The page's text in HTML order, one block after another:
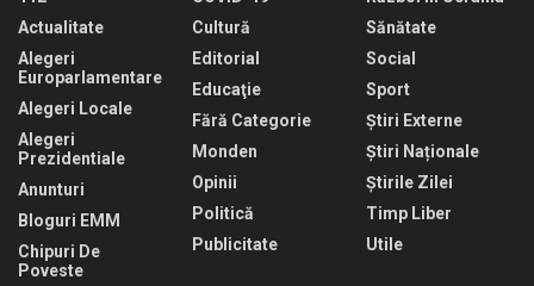
Actualitate
Alegeri
Europarlamentare
Alegeri Locale
Alegeri
Prezidentiale
Anunturi
Bloguri EMM
Chipuri De
Poveste
Cultură
Editorial
Educaţie
Fără Categorie
Monden
Opinii
Politică
Publicitate
Sănătate
Social
Sport
Știri Externe
Știri Naționale
Știrile Zilei
Timp Liber
Utile